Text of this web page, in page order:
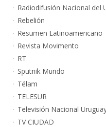
Radiodifusión Nacional del
Rebelión
Resumen Latinoamericano
Revista Movimento
RT
Sputnik Mundo
Télam
TELESUR
Televisión Nacional
TV CIUDAD